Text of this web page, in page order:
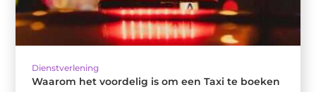
Dienstverlening
Waarom het voordelig is om een Taxi te boeken